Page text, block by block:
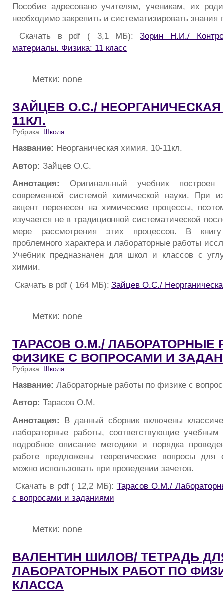
Пособие адресовано учителям, ученикам, их
необходимо закрепить и систематизировать знания
Скачать в pdf ( 3,1 МБ):Зорин Н.И./
материалы. Физика: 11 класс
Метки: none
ЗАЙЦЕВ О.С./ НЕОРГАНИЧЕСКАЯ
11КЛ.
Рубрика: Школа
Название: Неорганическая химия. 10-11кл.
Автор: Зайцев О.С.
Аннотация: Оригинальный учебник
современной системой химической науки. При
акцент перенесен на химические процессы,
изучается не в традиционной систематической
мере рассмотрения этих процессов. В
проблемного характера и лабораторные работы
Учебник предназначен для школ и классов с
химии.
Скачать в pdf ( 164 МБ): Зайцев О.С./
Метки: none
ТАРАСОВ О.М./ ЛАБОРАТОРНЫЕ
ФИЗИКЕ С ВОПРОСАМИ И
Рубрика: Школа
Название: Лабораторные работы по физике с
Автор: Тарасов О.М.
Аннотация: В данный сборник включены
лабораторные работы, соответствующие
подробное описание методики и порядка
работе предложены теоретические вопросы
можно использовать при проведении зачетов.
Скачать в pdf ( 12,2 МБ): Тарасов О.М./
с вопросами и заданиями
Метки: none
ВАЛЕНТИН ШИЛОВ/ ТЕТРАДЬ
ЛАБОРАТОРНЫХ РАБОТ ПО
КЛАССА